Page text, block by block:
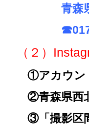
青森県西北
☎0173-34-
（２）
①アカウント
②青森県西北
③「撮影区間